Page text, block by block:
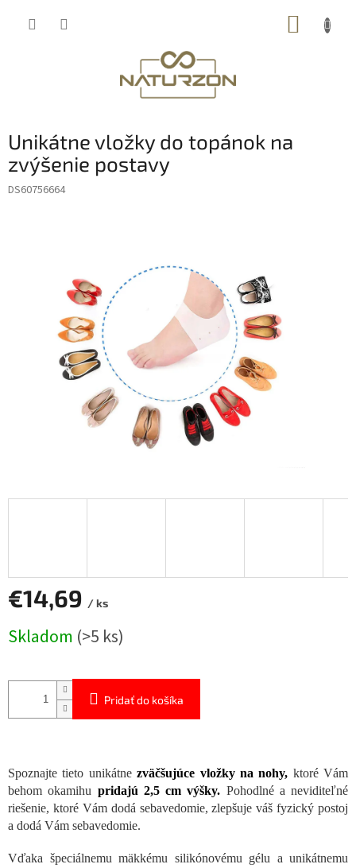
Unikátne vložky do topánok na
zvýšenie postavy
DS60756664
€14,69 / ks
cena:
Skladom (>5 ks)
Pridať do košíka
Spoznajte tieto unikátnezväčšujúce vložky na nohy, ktoré Vám
behom okamihu pridajú 2,5 cm výšky. Pohodlné a neviditeľné
riešenie, ktoré Vám dodá sebavedomie, zlepšuje váš fyzický postoj
a dodá Vám sebavedomie.
Vďaka špeciálnemu mäkkému silikónovému gélu a unikátnemu